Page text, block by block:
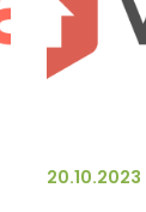
20.10.2023